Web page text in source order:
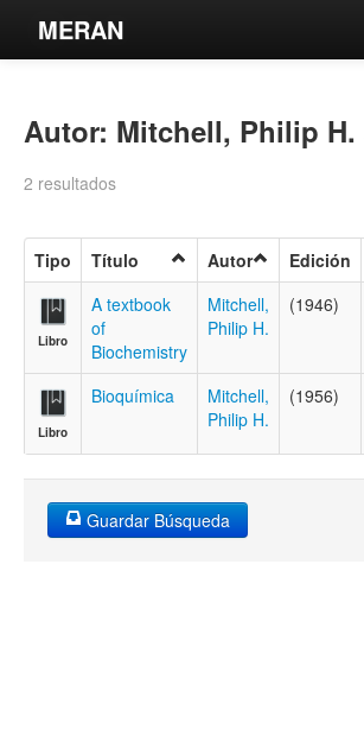
MERAN
Búsqueda Avanzada
Contacto
Iniciar sesión
Autor: Mitchell, Philip H.
2 resultados
Tipo Título Autor Edición
Libro
A textbook
of
Biochemistry
Mitchell,
Philip H.
(1946)
Libro
Bioquímica
Mitchell,
Philip H.
(1956)
Guardar Búsqueda